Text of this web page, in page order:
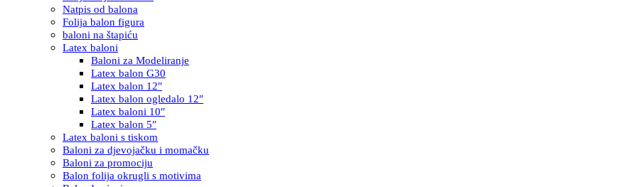
Natpis od balona
Folija balon figura
baloni na štapiću
Latex baloni
Baloni za Modeliranje
Latex balon G30
Latex balon 12″
Latex balon ogledalo 12″
Latex baloni 10″
Latex balon 5″
Latex baloni s tiskom
Baloni za djevojačku i momačku
Baloni za promociju
Balon folija okrugli s motivima